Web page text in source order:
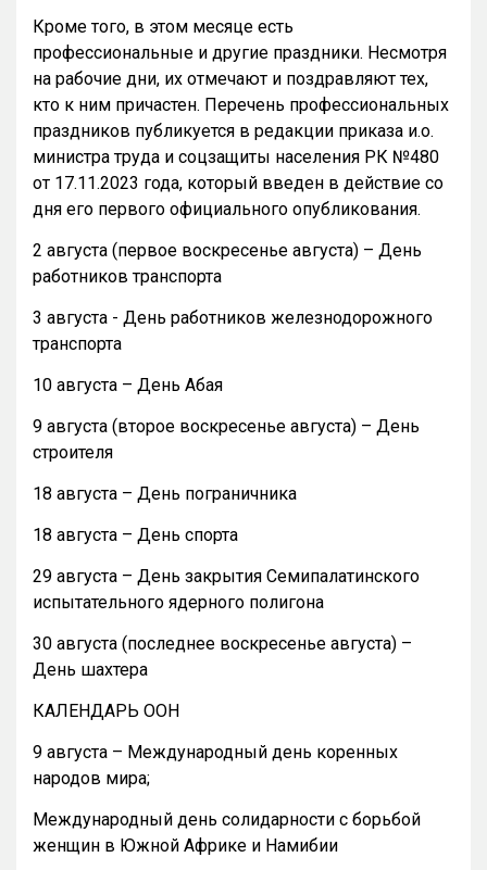
Кроме того, в этом месяце есть
профессиональные и другие праздники. Несмотря
на рабочие дни, их отмечают и поздравляют тех,
кто к ним причастен. Перечень профессиональных
праздников публикуется в редакции приказа и.о.
министра труда и соцзащиты населения РК №480
от 17.11.2023 года, который введен в действие со
дня его первого официального опубликования.
2 августа (первое воскресенье августа) – День
работников транспорта
3 августа - День работников железнодорожного
транспорта
10 августа – День Абая
9 августа (второе воскресенье августа) – День
строителя
18 августа – День пограничника
18 августа – День спорта
29 августа – День закрытия Семипалатинского
испытательного ядерного полигона
30 августа (последнее воскресенье августа) –
День шахтера
КАЛЕНДАРЬ ООН
9 августа – Международный день коренных
народов мира;
Международный день солидарности с борьбой
женщин в Южной Африке и Намибии